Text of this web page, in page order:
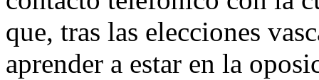
que, tras las elecciones
aprender a estar en la